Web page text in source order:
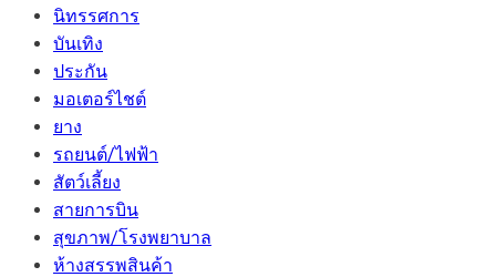
นิทรรศการ
บันเทิง
ประกัน
มอเตอร์ไชต์
ยาง
รถยนต์/ไฟฟ้า
สัตว์เลี้ยง
สายการบิน
สุขภาพ/โรงพยาบาล
ห้างสรรพสินค้า